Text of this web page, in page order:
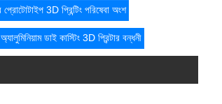
প্রোটোটাইপ 3D প্রিন্টিং পরিষেবা অংশ
অ্যালুমিনিয়াম ডাই কাস্টিং 3D প্রিন্টার বন্ধনী